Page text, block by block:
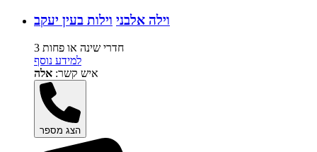
וילה אלבני וילות בעין יעקב
3 חדרי שינה או פחות
למידע נוסף
איש קשר: אלה
הצג מספר